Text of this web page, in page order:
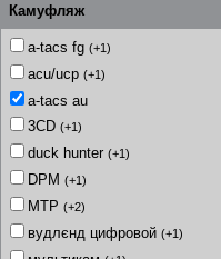
Камуфляж
a-tacs fg (+1)
acu/ucp (+1)
a-tacs au
3CD (+1)
duck hunter (+1)
DPM (+1)
MTP (+2)
вудлєнд цифровой (+1)